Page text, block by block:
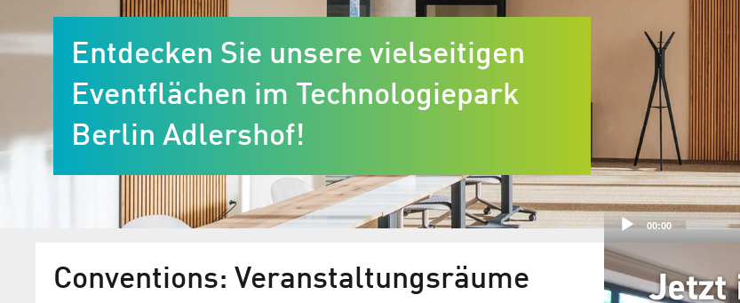
Entdecken Sie unsere vielseitigen
Eventflächen im Technologiepark
Berlin Adlershof!
Conventions: Veranstaltungsräume
Video-
Player
00:00